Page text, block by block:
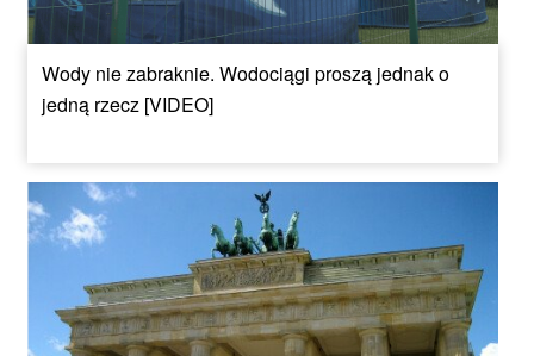
Wody nie zabraknie. Wodociągi proszą jednak o
jedną rzecz [VIDEO]